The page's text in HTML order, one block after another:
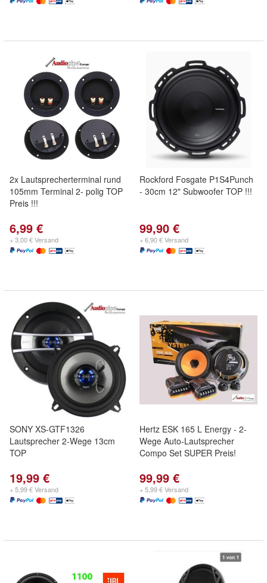
2x Lautsprecherterminal rund
105mm Terminal 2- polig TOP
Preis !!!
6,99 €
+ 3,00 € Versand
Rockford Fosgate P1S4Punch
- 30cm 12" Subwoofer TOP !!!
99,90 €
+ 6,90 € Versand
SONY XS-GTF1326
Lautsprecher 2-Wege 13cm
TOP
19,99 €
+ 5,99 € Versand
Hertz ESK 165 L Energy - 2-
Wege Auto-Lautsprecher
Compo Set SUPER Preis!
99,99 €
+ 5,99 € Versand